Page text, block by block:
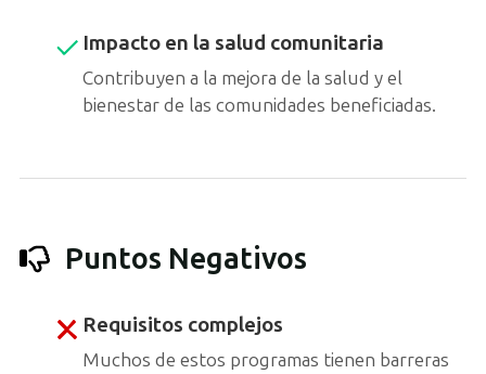
Impacto en la salud comunitaria
Contribuyen a la mejora de la salud y el
bienestar de las comunidades beneficiadas.
Puntos Negativos
Requisitos complejos
Muchos de estos programas tienen barreras